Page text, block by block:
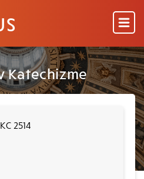
Katechizme
2514